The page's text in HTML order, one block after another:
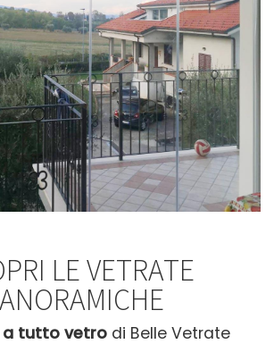
LE VETRATE
tutto vetro di Belle Vetrate